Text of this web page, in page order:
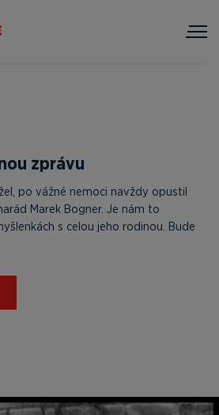
zprávu
po vážné nemoci navždy opustil
Marek Bogner. Je nám to
s celou jeho rodinou. Bude